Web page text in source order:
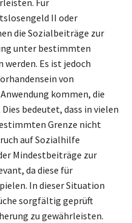
Für
II oder
die Sozialbeiträge zur
unter bestimmten
Es ist jedoch
von
kommen, die
bedeutet, dass in vielen
Grenze nicht
auf Sozialhilfe
Mindestbeiträge zur
da diese für
In dieser Situation
sorgfältig geprüft
zu gewährleisten.